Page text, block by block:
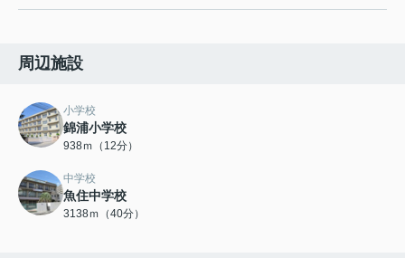
周辺施設
小学校
錦浦小学校
938ｍ（12分）
中学校
魚住中学校
3138ｍ（40分）